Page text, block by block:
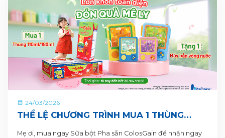
24/03/2026
THỂ LỆ CHƯƠNG TRÌNH MUA 1 THÙNG
TẶNG 1 QUÀ TỪ COLOSGAIN
Mẹ ơi, mua ngay Sữa bột Pha sẵn ColosGain để nhận ngay